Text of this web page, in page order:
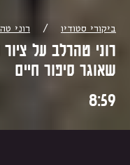
ביקורי סטודיו / רוני
רוני טהרלב על
שאוגר סיפור חיים
8:59